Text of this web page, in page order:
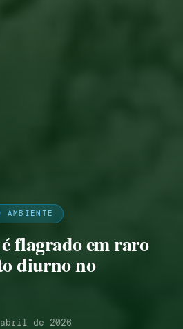
AMBIENTE
flagrado em raro
diurno no
de 2026